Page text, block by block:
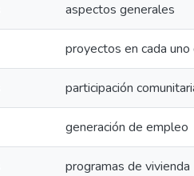
aspectos generales
proyectos en cada
participación
generación de empleo
programas de vivienda